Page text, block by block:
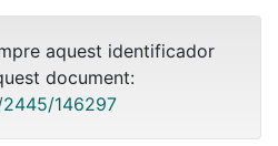
aquest identificador
document:
146297